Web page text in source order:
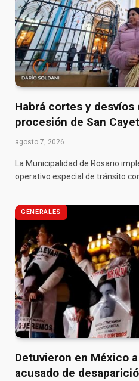
Habrá cortes y
procesión de San
agosto 7, 2026
La Municipalidad de Rosario
operativo especial de tránsito
GENERALES
Detuvieron en México
acusado de